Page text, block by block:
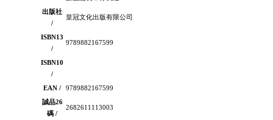
出版社
/
皇冠文化出版有限公司
ISBN13
/
9789882167599
ISBN10
/
EAN /
9789882167599
誠品26
碼 /
2682611113003